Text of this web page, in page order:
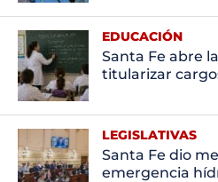
EDUCACIÓN
Santa Fe abre
titularizar
LEGISLATIVAS
Santa Fe dio
emergencia